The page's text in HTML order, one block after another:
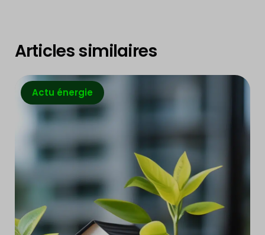
Articles similaires
Actu énergie